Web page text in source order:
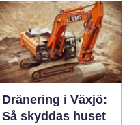
Dränering i Växjö:
Så skyddas huset